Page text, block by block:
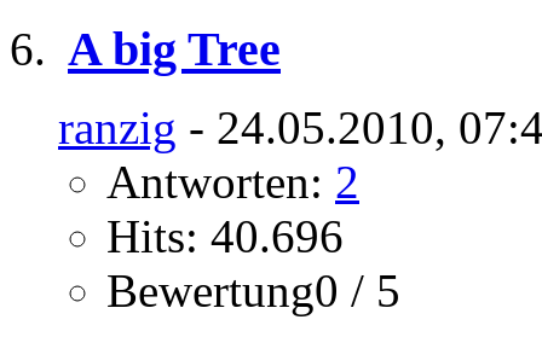
A big Tree
ranzig - 24.05.2010,
Antworten: 2
Hits: 40.696
Bewertung0 / 5